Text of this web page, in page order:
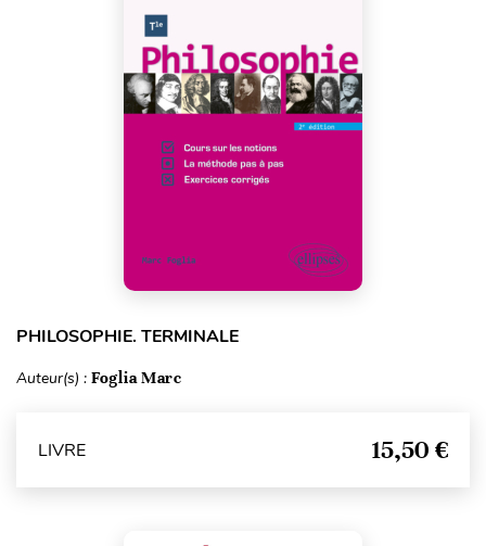
PHILOSOPHIE. TERMINALE
Auteur(s) : Foglia Marc
LIVRE 15,50 €